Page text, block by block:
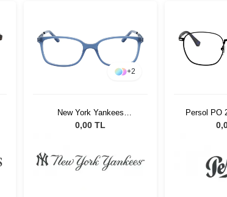
+2
New York Yankees
NYAM032 C07
0,00 TL
Persol PO